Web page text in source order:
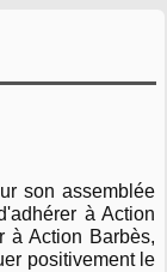
son assemblée
à Action
à Action Barbès,
positivement le